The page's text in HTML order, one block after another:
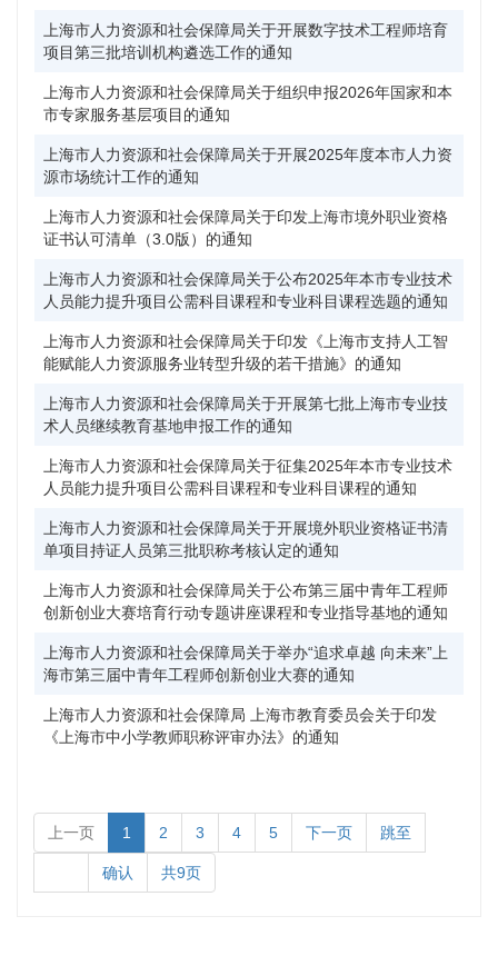
上海市人力资源和社会保障局关于开展数字技术工程师培育
项目第三批培训机构遴选工作的通知
上海市人力资源和社会保障局关于组织申报2026年国家和本
市专家服务基层项目的通知
上海市人力资源和社会保障局关于开展2025年度本市人力资
源市场统计工作的通知
上海市人力资源和社会保障局关于印发上海市境外职业资格
证书认可清单（3.0版）的通知
上海市人力资源和社会保障局关于公布2025年本市专业技术
人员能力提升项目公需科目课程和专业科目课程选题的通知
上海市人力资源和社会保障局关于印发《上海市支持人工智
能赋能人力资源服务业转型升级的若干措施》的通知
上海市人力资源和社会保障局关于开展第七批上海市专业技
术人员继续教育基地申报工作的通知
上海市人力资源和社会保障局关于征集2025年本市专业技术
人员能力提升项目公需科目课程和专业科目课程的通知
上海市人力资源和社会保障局关于开展境外职业资格证书清
单项目持证人员第三批职称考核认定的通知
上海市人力资源和社会保障局关于公布第三届中青年工程师
创新创业大赛培育行动专题讲座课程和专业指导基地的通知
上海市人力资源和社会保障局关于举办“追求卓越 向未来”上
海市第三届中青年工程师创新创业大赛的通知
上海市人力资源和社会保障局 上海市教育委员会关于印发
《上海市中小学教师职称评审办法》的通知
上一页 1 2 3 4 5 下一页 跳至
确认 共9页